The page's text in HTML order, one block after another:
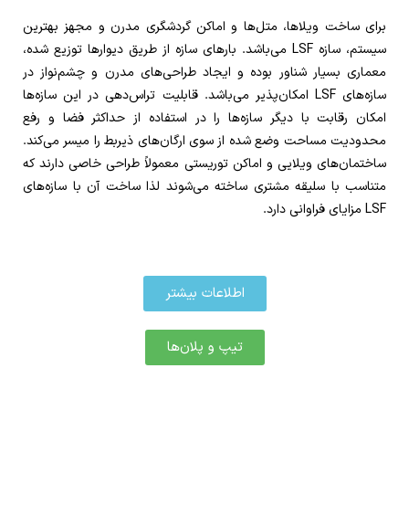
برای ساخت ویلاها، متل‌ها و اماکن گردشگری مدرن و مجهز بهترین
سیستم، سازه LSF می‌باشد. بارهای سازه از طریق دیوارها توزیع شده،
معماری بسیار شناور بوده و ایجاد طراحی‌های مدرن و چشم‌نواز در
سازه‌های LSF امکان‌پذیر می‌باشد. قابلیت تراس‌دهی در این سازه‌ها
امکان رقابت با دیگر سازه‌ها را در استفاده از حداکثر فضا و رفع
محدودیت مساحت وضع شده از سوی ارگان‌های ذیربط را میسر می‌کند.
ساختمان‌های ویلایی و اماکن توریستی معمولاً طراحی خاصی دارند که
متناسب با سلیقه مشتری ساخته می‌شوند لذا ساخت آن با سازه‌های
LSF مزایای فراوانی دارد.
اطلاعات بیشتر
تیپ و پلان‌ها